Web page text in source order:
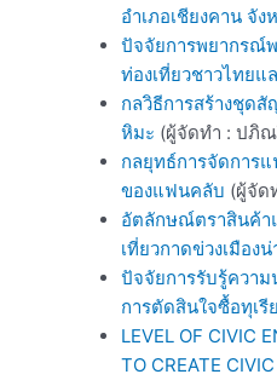
อำเภอเชียงคาน จัง
ปัจจัยการพยากรณ์พ
ท่องเที่ยวชาวไทยแ
กลวิธีการสร้างชุด
หิมะ (ผู้จัดทำ : ปภิ
กลยุทธ์การจัดการ
ของแฟนคลับ (ผู้จัด
อัตลักษณ์ตราสินค้า
เที่ยวกาดข่วงเมือ
ปัจจัยการรับรู้ควา
การตัดสินใจซื้อทุเ
LEVEL OF CIVIC
TO CREATE